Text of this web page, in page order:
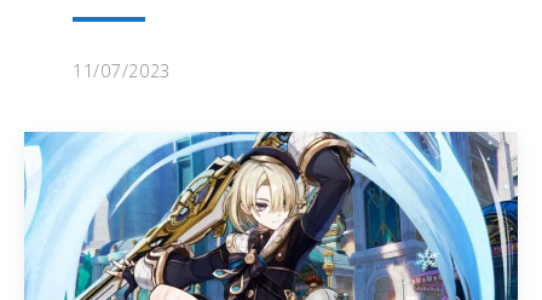
11/07/2023